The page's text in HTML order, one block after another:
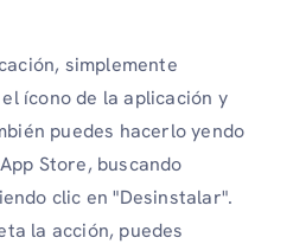
simplemente
ícono de la aplicación y
puedes hacerlo yendo
Store, buscando
clic en "Desinstalar".
la acción, puedes